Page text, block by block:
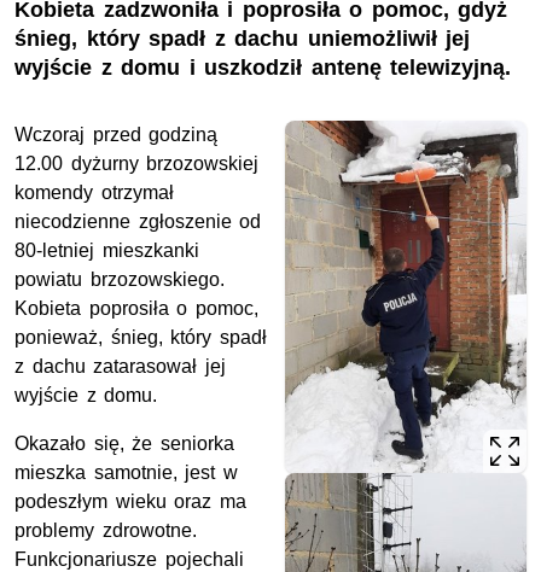
Kobieta zadzwoniła i poprosiła o pomoc, gdyż
śnieg, który spadł z dachu uniemożliwił jej
wyjście z domu i uszkodził antenę telewizyjną.
Wczoraj przed godziną
12.00 dyżurny brzozowskiej
komendy otrzymał
niecodzienne zgłoszenie od
80-letniej mieszkanki
powiatu brzozowskiego.
Kobieta poprosiła o pomoc,
ponieważ, śnieg, który spadł
z dachu zatarasował jej
wyjście z domu.
Okazało się, że seniorka
mieszka samotnie, jest w
podeszłym wieku oraz ma
problemy zdrowotne.
Funkcjonariusze pojechali